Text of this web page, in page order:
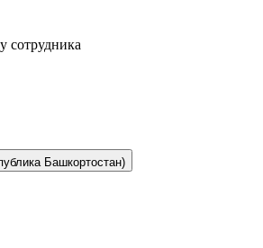
сотрудника
Башкортостан)